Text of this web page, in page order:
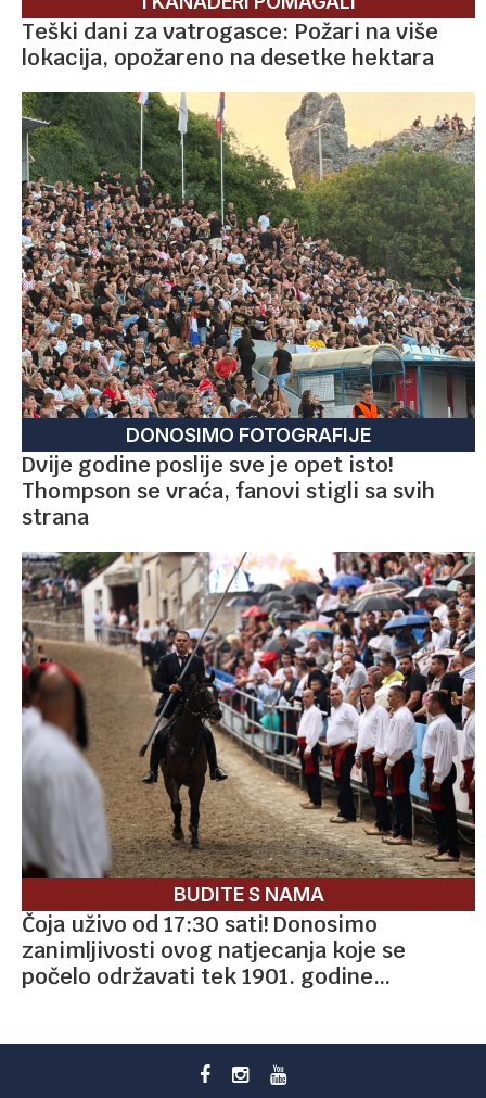
Teški dani za vatrogasce: Požari na više
lokacija, opožareno na desetke hektara
DONOSIMO FOTOGRAFIJE
Dvije godine poslije sve je opet isto!
Thompson se vraća, fanovi stigli sa svih
strana
BUDITE S NAMA
Čoja uživo od 17:30 sati! Donosimo
zanimljivosti ovog natjecanja koje se
počelo održavati tek 1901. godine…